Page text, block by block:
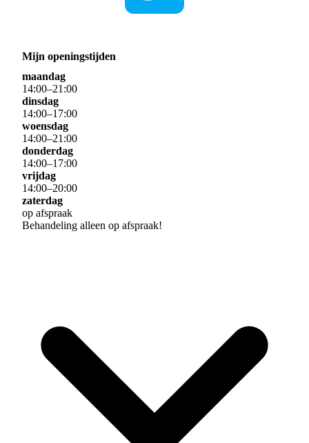
Mijn openingstijden
maandag
14:00–21 :00
dinsdag
14:00–17:00
woensdag
14:00–21 :00
donderdag
14:00–17:00
vrijdag
14:00–20:00
zaterdag
op afspraak
Behandeling alleen op afspraak!